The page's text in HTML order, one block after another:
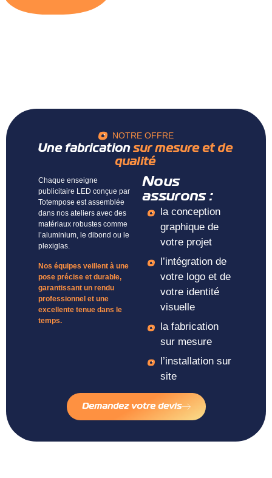
NOTRE OFFRE
Une fabrication sur mesure et de
qualité
Chaque enseigne
publicitaire LED conçue par
Totempose est assemblée
dans nos ateliers avec des
matériaux robustes comme
l’aluminium, le dibond ou le
plexiglas.
Nos équipes veillent à une
pose précise et durable,
garantissant un rendu
professionnel et une
excellente tenue dans le
temps.
Nous
assurons :
la conception
graphique de
votre projet
l’intégration de
votre logo et de
votre identité
visuelle
la fabrication
sur mesure
l’installation sur
site
Demandez votre devis